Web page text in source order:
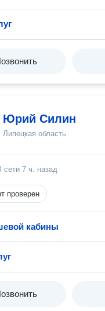
Юрий Силин
Липецкая область
сети 7 ч. назад
проверен
кабины